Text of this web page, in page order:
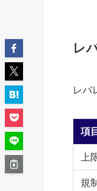
レ
レバ
項目
上
規制